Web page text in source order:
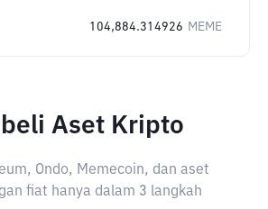
104,884.314926 MEME
Aset Kripto
Ondo, Memecoin, dan aset
fiat hanya dalam 3 langkah